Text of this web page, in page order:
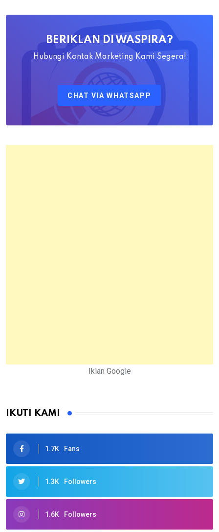
Ahadiat
Pertanahan
Kota
BERIKLAN DI WASPIRA?
Hubungi Kontak Marketing Kami Segera!
CHAT VIA WHATSAPP
Iklan Google
IKUTI KAMI
1.7K Fans
1.3K Followers
1.6K Followers